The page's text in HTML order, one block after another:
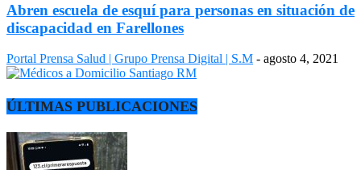
Abren escuela de esquí para personas en situación de
discapacidad en Farellones
Portal Prensa Salud | Grupo Prensa Digital | S.M - agosto 4, 2021
ÚLTIMAS PUBLICACIONES